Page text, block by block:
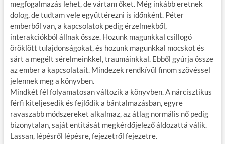
megfogalmazás lehet, de vártam őket. Még inkább eretnek
dolog, de tudtam vele együttérezni is időnként. Péter
emberből van, a kapcsolatok pedig érzelmekből,
interakciókból állnak össze. Hozunk magunkkal csillogó
öröklött tulajdonságokat, és hozunk magunkkal mocskot és
sárt a megélt sérelmeinkkel, traumáinkkal. Ebből gyúrja össze
az ember a kapcsolatait. Mindezek rendkívül finom szövéssel
jelennek meg a könyvben.
Mindkét fél folyamatosan változik a könyvben. A nárcisztikus
férfi kiteljesedik és fejlődik a bántalmazásban, egyre
ravaszabb módszereket alkalmaz, az átlag normális nő pedig
bizonytalan, saját entitását megkérdőjelező áldozattá válik.
Lassan, lépésről lépésre, fejezetről fejezetre.